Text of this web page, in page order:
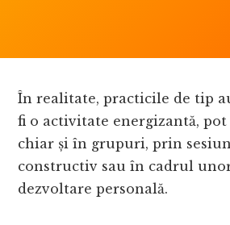
În realitate, practicile de tip
fi o activitate energizantă,
chiar și în grupuri, prin
constructiv sau în cadrul
dezvoltare personală.